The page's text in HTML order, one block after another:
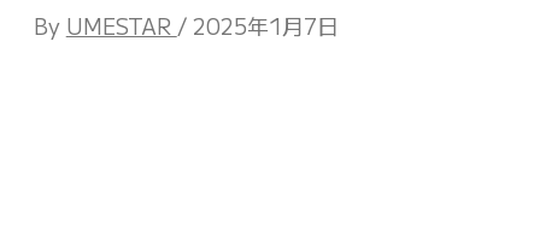
By UMESTAR / 2025年1月7日